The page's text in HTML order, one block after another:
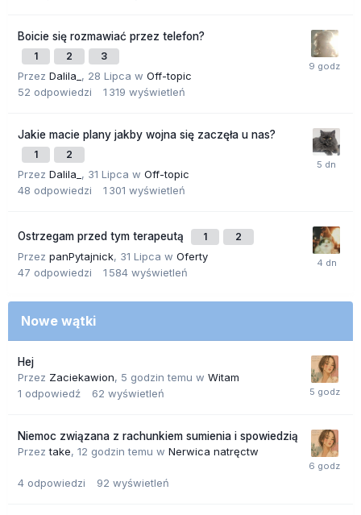
Boicie się rozmawiać przez telefon?
1 2 3
Przez Dalila_ , 28 Lipca w Off-topic
52 odpowiedzi 1 319 wyświetleń
Jakie macie plany jakby wojna się zaczęła u nas?
1 2
Przez Dalila_ , 31 Lipca w Off-topic
48 odpowiedzi 1 301 wyświetleń
Ostrzegam przed tym terapeutą 1 2
Przez panPytajnick, 31 Lipca w Oferty
47 odpowiedzi 1 584 wyświetleń
Nowe wątki
Hej
Przez Zaciekawion, 5 godzin temu w Witam
1 odpowiedź 62 wyświetleń
Niemoc związana z rachunkiem sumienia i spowiedzią
Przeztake, 12 godzin temu w Nerwica natręctw
4 odpowiedzi 92 wyświetleń